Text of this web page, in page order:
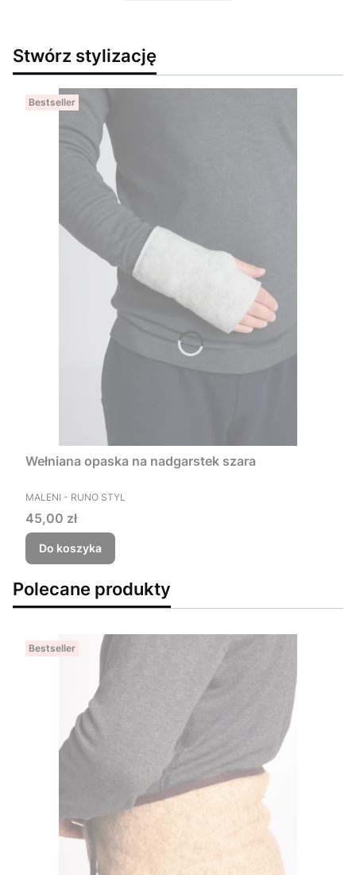
Stwórz stylizację
Bestseller
Wełniana opaska na nadgarstek szara
PRODUCENT
MALENI - RUNO STYL
Cena
45,00 zł
Do koszyka
Polecane produkty
Bestseller